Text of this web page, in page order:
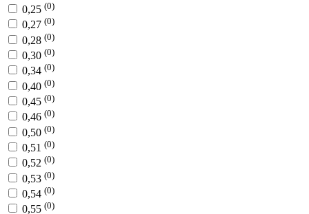
0,25 (0)
0,27 (0)
0,28 (0)
0,30 (0)
0,34 (0)
0,40 (0)
0,45 (0)
0,46 (0)
0,50 (0)
0,51 (0)
0,52 (0)
0,53 (0)
0,54 (0)
0,55 (0)